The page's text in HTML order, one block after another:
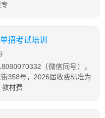
招考试培训
（微信同号），
358号，2026届收费标准为
材费